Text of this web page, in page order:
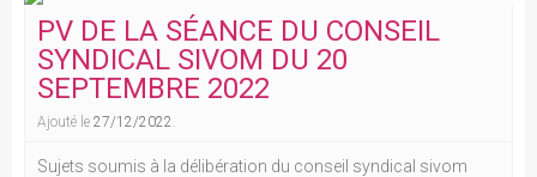
PV DE LA SÉANCE DU CONSEIL
SYNDICAL SIVOM DU 20
SEPTEMBRE 2022
Ajouté le 27/12/2022.
Sujets soumis à la délibération du conseil syndical sivom